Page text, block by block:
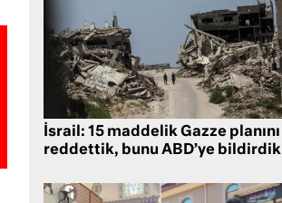
İsrail: 15 maddelik Gazze planını
reddettik, bunu ABD’ye bildirdik